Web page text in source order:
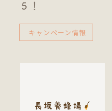
５！
キャンペーン情報